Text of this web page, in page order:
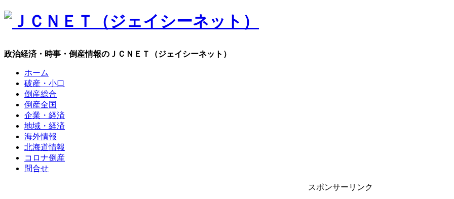
政治経済・時事・倒産情報のＪＣＮＥＴ（ジェイシーネット）
ホーム
破産・小口
倒産総合
倒産全国
企業・経済
地域・経済
海外情報
北海道情報
コロナ倒産
問合せ
スポンサーリンク